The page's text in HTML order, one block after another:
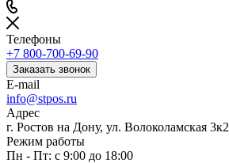
Телефоны
+7 800-700-69-90
Заказать звонок
E-mail
info@stpos.ru
Адрес
г. Ростов на Дону, ул. Волоколамская 3к2
Режим работы
Пн - Пт: с 9:00 до 18:00